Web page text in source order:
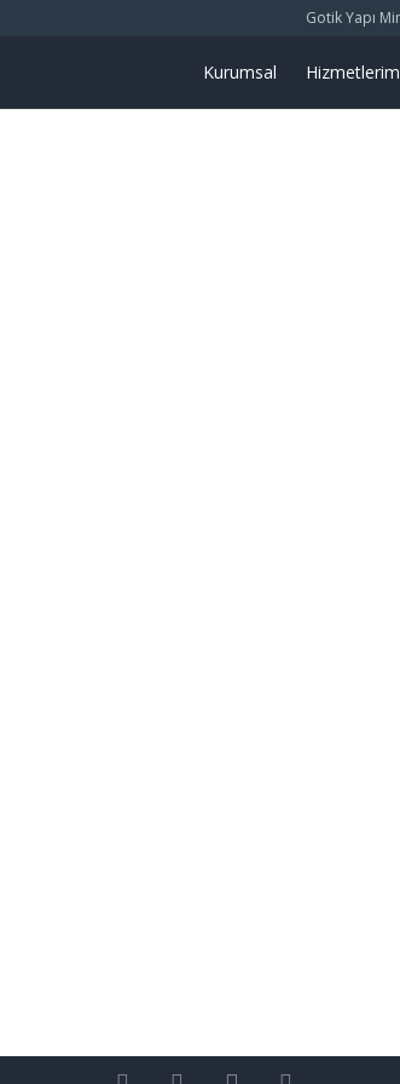
Gotik Yapı
Kurumsal